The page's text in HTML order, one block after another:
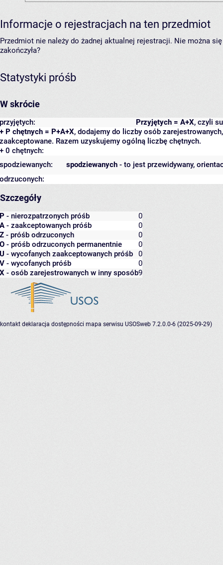
Informacje o rejestracjach na ten przedmiot
Przedmiot nie należy do żadnej aktualnej rejestracji. Nie można
zakończyła?
Statystyki próśb
W skrócie
Przyjętych = A+X, czyli
przyjętych:
+ P chętnych = P+A+X, dodajemy do liczby osób
zaakceptowane. Razem uzyskujemy ogólną liczbę chętnych.
+ 0 chętnych:
spodziewanych - to jest przewidywany,
spodziewanych:
odrzuconych:
Szczegóły
P - nierozpatrzonych próśb
0
A - zaakceptowanych próśb
0
Z - próśb odrzuconych
0
O - próśb odrzuconych permanentnie
0
U - wycofanych zaakceptowanych próśb
0
V - wycofanych próśb
0
X - osób zarejestrowanych w inny sposób9
kontakt deklaracja dostępności mapa serwisu USOSweb 7.2.0.0-6 (2025-09-29)